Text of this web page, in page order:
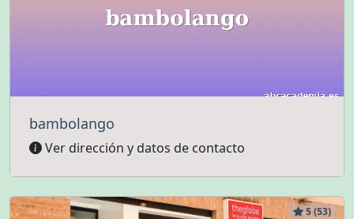
bambolango
Ver dirección y datos de contacto
5 (53)